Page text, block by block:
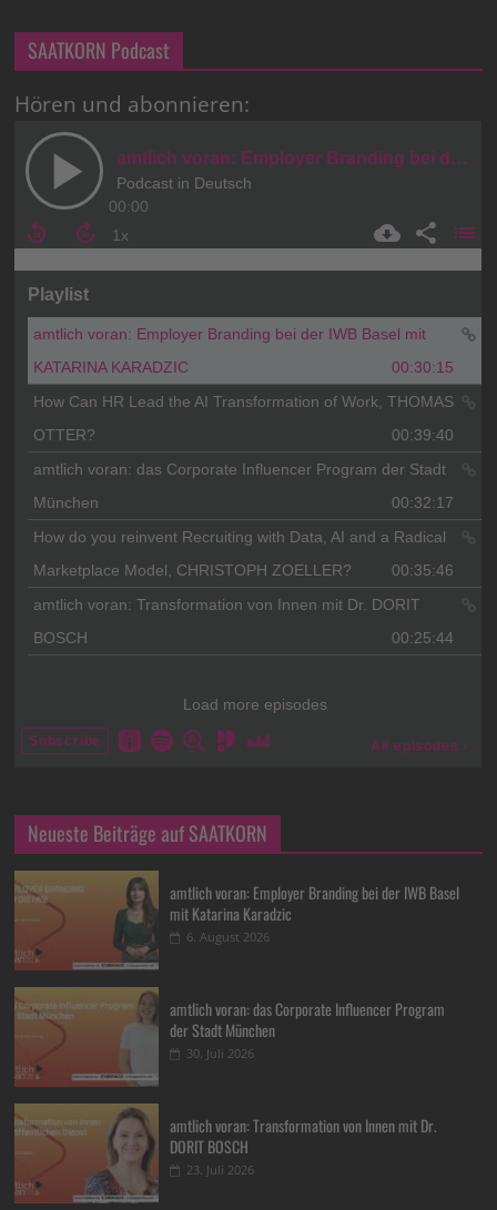
SAATKORN Podcast
Hören und abonnieren:
Neueste Beiträge auf SAATKORN
amtlich voran: Employer Branding bei der IWB Basel
mit Katarina Karadzic
6. August 2026
amtlich voran: das Corporate Influencer Program
der Stadt München
30. Juli 2026
amtlich voran: Transformation von Innen mit Dr.
DORIT BOSCH
23. Juli 2026